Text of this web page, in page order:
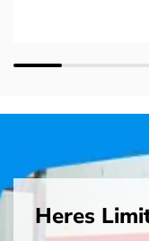
Heres